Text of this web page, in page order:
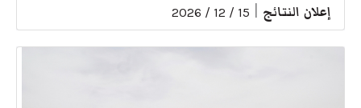
إعلان النتائج 15 / 12 / 2026